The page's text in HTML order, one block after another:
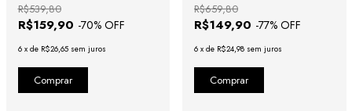
R$159,90 -70% OFF
R$539,80
6 x de R$26,65 sem juros
R$149,90 -77% OFF
R$659,80
6 x de R$24,98 sem juros